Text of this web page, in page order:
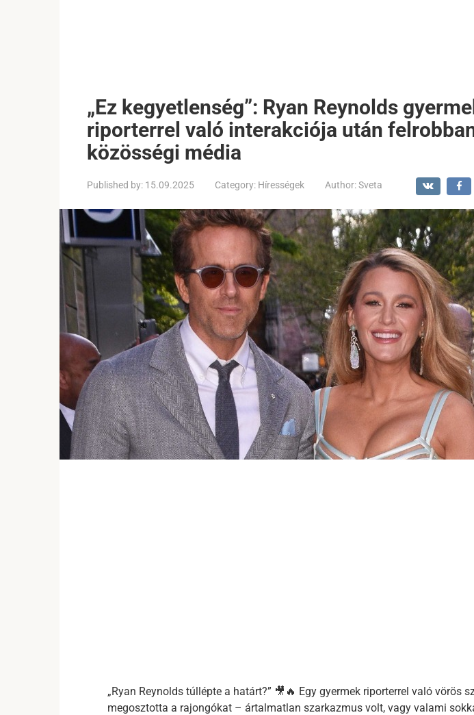
„Ez kegyetlenség”: Ryan Reynolds
riporterrel való interakciója után
közösségi média
Published by: 15.09.2025 Category: Hírességek Author:Sveta
„Ryan Reynolds túllépte a határt?” 🎥🔥 Egy gyermek riporterrel való vörös
megosztotta a rajongókat – ártalmatlan szarkazmus volt, vagy valami